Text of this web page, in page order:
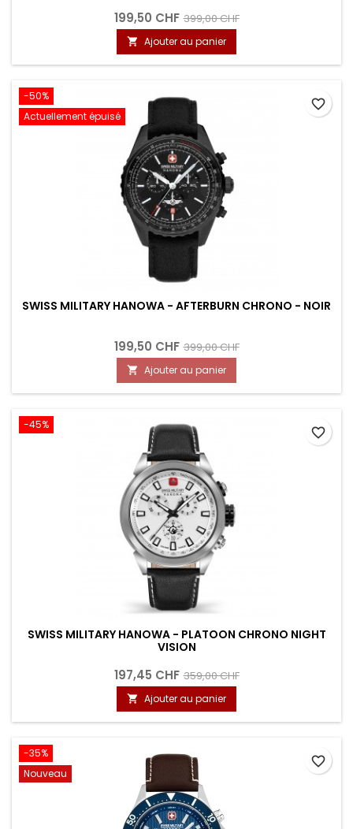
199,50 CHF 399,00 CHF
 Ajouter au panier
-50%
Actuellement épuisé
SWISS MILITARY HANOWA - AFTERBURN CHRONO - NOIR
199,50 CHF 399,00 CHF
 Ajouter au panier
favorite_border
-45%
SWISS MILITARY HANOWA - PLATOON CHRONO NIGHT
VISION
197,45 CHF 359,00 CHF
 Ajouter au panier
favorite_border
-35%
Nouveau
favorite_border